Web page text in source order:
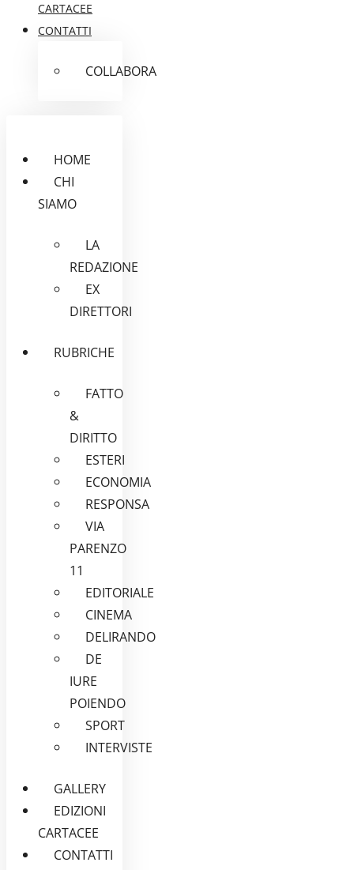
CARTACEE
CONTATTI
COLLABORA
HOME
CHI
SIAMO
LA
REDAZIONE
EX
DIRETTORI
RUBRICHE
FATTO
&
DIRITTO
ESTERI
ECONOMIA
RESPONSA
VIA
PARENZO
11
EDITORIALE
CINEMA
DELIRANDO
DE
IURE
POIENDO
SPORT
INTERVISTE
GALLERY
EDIZIONI
CARTACEE
CONTATTI